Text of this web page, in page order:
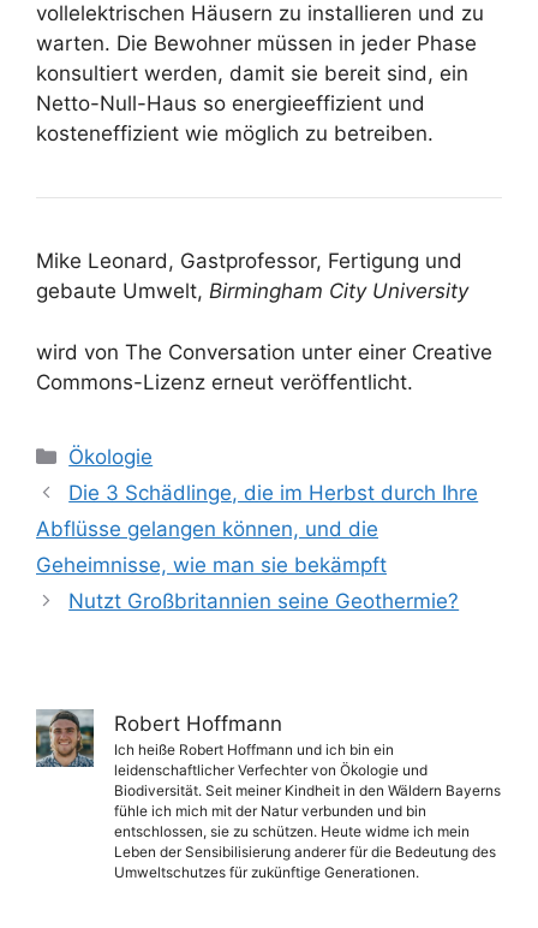
vollelektrischen Häusern zu installieren und zu
warten. Die Bewohner müssen in jeder Phase
konsultiert werden, damit sie bereit sind, ein
Netto-Null-Haus so energieeffizient und
kosteneffizient wie möglich zu betreiben.
Mike Leonard, Gastprofessor, Fertigung und
gebaute Umwelt, Birmingham City University
wird von The Conversation unter einer Creative
Commons-Lizenz erneut veröffentlicht.
Kategorien
Ökologie
Die 3 Schädlinge, die im Herbst durch Ihre
Abflüsse gelangen können, und die
Geheimnisse, wie man sie bekämpft
Nutzt Großbritannien seine Geothermie?
Robert Hoffmann
Ich heiße Robert Hoffmann und ich bin ein
leidenschaftlicher Verfechter von Ökologie und
Biodiversität. Seit meiner Kindheit in den Wäldern Bayerns
fühle ich mich mit der Natur verbunden und bin
entschlossen, sie zu schützen. Heute widme ich mein
Leben der Sensibilisierung anderer für die Bedeutung des
Umweltschutzes für zukünftige Generationen.